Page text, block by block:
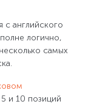
с английского
логично,
самых
и 10 позиций